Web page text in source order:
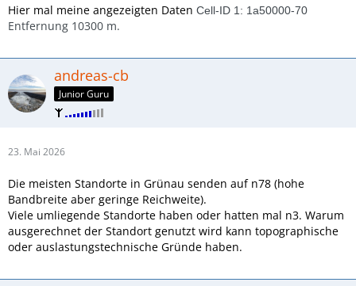
Hier mal meine angezeigten Daten Cell-ID 1: 1a50000-70
Entfernung 10300 m.
andreas-cb
Junior Guru
23. Mai 2026
Die meisten Standorte in Grünau senden auf n78 (hohe
Bandbreite aber geringe Reichweite).
Viele umliegende Standorte haben oder hatten mal n3. Warum
ausgerechnet der Standort genutzt wird kann topographische
oder auslastungstechnische Gründe haben.